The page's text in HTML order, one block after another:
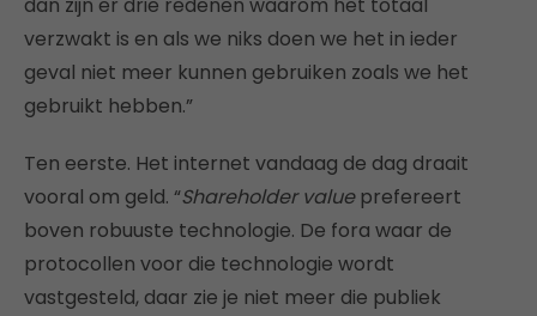
dan zijn er drie redenen waarom het totaal
verzwakt is en als we niks doen we het in ieder
geval niet meer kunnen gebruiken zoals we het
gebruikt hebben.”
Ten eerste. Het internet vandaag de dag draait
vooral om geld. “Shareholder valueprefereert
boven robuuste technologie. De fora waar de
protocollen voor die technologie wordt
vastgesteld, daar zie je niet meer die publiek